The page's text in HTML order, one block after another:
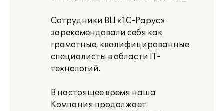
Сотрудники ВЦ «1С-Рарус»
зарекомендовали себя как
грамотные, квалифицированные
специалисты в области IT-
технологий.
В настоящее время наша
Компания продолжает